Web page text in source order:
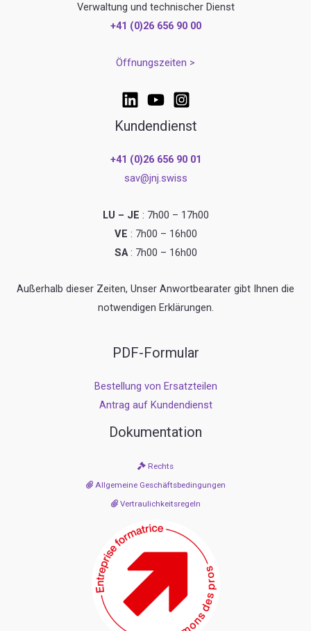
Verwaltung und technischer Dienst
+41 (0)26 656 90 00
Öffnungszeiten >
Kundendienst
+41 (0)26 656 90 01
sav@jnj.swiss
LU – JE : 7h00 – 17h00
VE : 7h00 – 16h00
SA: 7h00 – 16h00
Außerhalb dieser Zeiten, Unser Anwortbearater gibt Ihnen die
notwendigen Erklärungen.
PDF-Formular
Bestellung von Ersatzteilen
Antrag auf Kundendienst
Dokumentation
Rechts
Allgemeine Geschäftsbedingungen
Vertraulichkeitsregeln